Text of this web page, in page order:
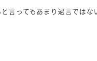
言ってもあまり過言ではな